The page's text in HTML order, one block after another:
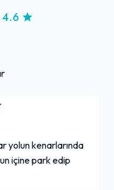
4.6
yolun kenarlarında
içine park edip